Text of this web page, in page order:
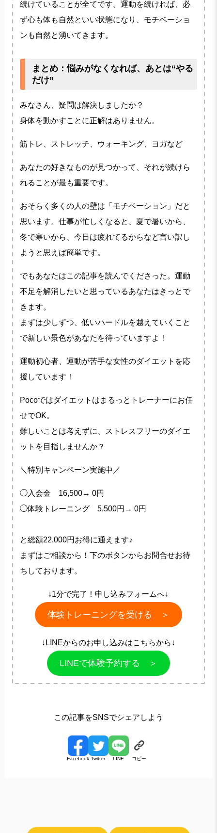
続けていることが全てです。運動を続ければ、必
ず心も体も自然といい状態になり、モチベーショ
ンも自然と湧いてきます。
まとめ：悩みがなくなれば、あとは“やる
だけ”
みなさん、疑問は解決しましたか？
身体を動かすことに正解はありません。
筋トレ、ストレッチ、ウォーキング、ヨガなど
あなたの好きなものが見つかって、それが続けら
れることが最も重要です。
おそらく多くの人の壁は「モチベーション」だと
思います。仕事が忙しくなると、夏で暑いから、
冬で寒いから、今日は疲れてるからなど言い訳し
ようと思えば簡単です。
でもあなたはこの記事を読んでくださった。運動
不足を解消したいと思っているあなたはきっとで
きます。
まずは少しずつ、低いハードルを越えていくこと
で新しい景色があなたを待っていますよ！
運動初心者、運動が苦手な女性のダイエットを応
援しています！
Pocoではダイエットはまるっとトレーナーにお任
せでOK。
難しいことは考えずに、ストレスフリーのダイエ
ットを目指しませんか？
＼特別キャンペーン実施中／
◯入会金 16,500→ 0円
◯体験トレーニング 5,500円→ 0円
と総額22,000円お得に通えます♪
まずはご相談から！下のボタンからお問合せお待
ちしております。
↓1分で完了！申し込みフォームへ↓
体験トレーニングを受ける ＞
↓LINEからのお申し込みはこちらから↓
LINEで体験予約する ＞
この記事をSNSでシェアしよう
Facebook Twitter LINE コピー